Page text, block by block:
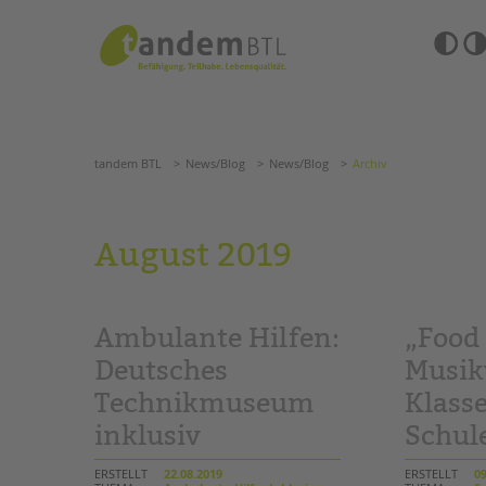
Barrierefrei-
ANGEBOTE
KITA & FRÜHE HILFEN
Grundschulen
Oberschulen
Förderzentren
Kollegs
EFöB
Schulbezogene Sozialarbeit
Tagesgruppen
BETREUTES
TANDEM BTL
Zertfikatskurse
Seminarkalender
tandem BTL News/Blog
tandem BTL News/Blog News/Blog Archiv
August 2019
Ambulante Hilfen:
Deutsches
Technikmuseum
inklusiv
ERSTELLT
22.08.2019
ERSTELLT